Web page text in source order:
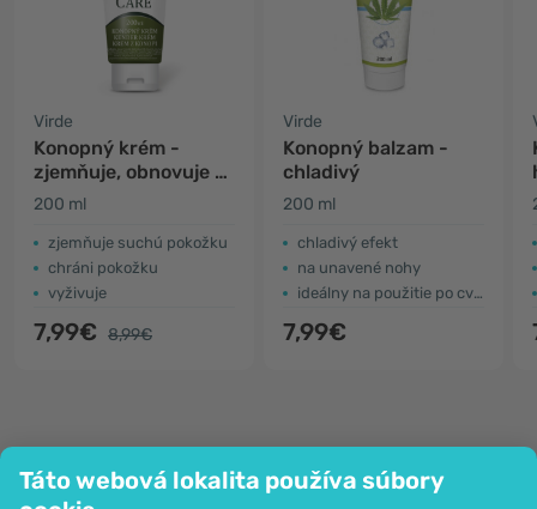
Táto webová lokalita používa súbory
Virde
Konopný krém -
zjemňuje, obnovuje a
vyživuje
200 ml
zjemňuje suchú pokožku
chráni pokožku
vyživuje
7,99€ 8,99€
Virde
Konopný balzam -
chladivý
200 ml
chladivý efekt
na unavené nohy
ideálny na použitie po cvičení
7,99€
Spoločnosť